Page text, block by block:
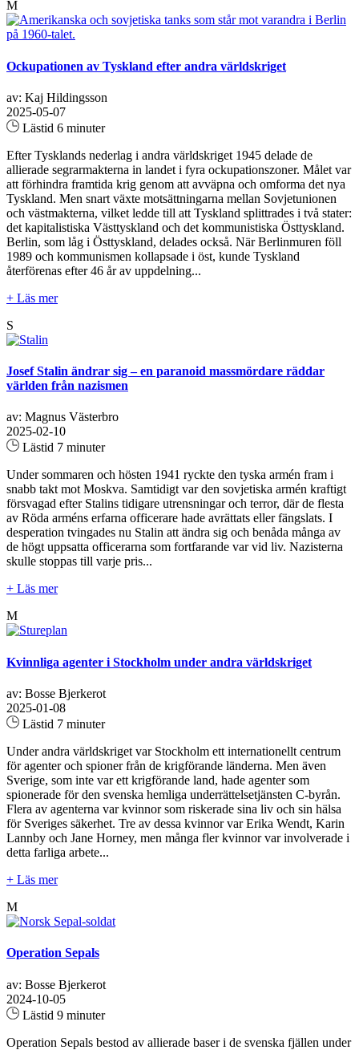
M
Ockupationen av Tyskland efter andra världskriget
av: Kaj Hildingsson
2025-05-07
Lästid 6 minuter
Efter Tysklands nederlag i andra världskriget 1945 delade de
allierade segrarmakterna in landet i fyra ockupationszoner. Målet var
att förhindra framtida krig genom att avväpna och omforma det nya
Tyskland. Men snart växte motsättningarna mellan Sovjetunionen
och västmakterna, vilket ledde till att Tyskland splittrades i två stater:
det kapitalistiska Västtyskland och det kommunistiska Östtyskland.
Berlin, som låg i Östtyskland, delades också. När Berlinmuren föll
1989 och kommunismen kollapsade i öst, kunde Tyskland
återförenas efter 46 år av uppdelning...
+ Läs mer
S
Josef Stalin ändrar sig – en paranoid massmördare räddar
världen från nazismen
av: Magnus Västerbro
2025-02-10
Lästid 7 minuter
Under sommaren och hösten 1941 ryckte den tyska armén fram i
snabb takt mot Moskva. Samtidigt var den sovjetiska armén kraftigt
försvagad efter Stalins tidigare utrensningar och terror, där de flesta
av Röda arméns erfarna officerare hade avrättats eller fängslats. I
desperation tvingades nu Stalin att ändra sig och benåda många av
de högt uppsatta officerarna som fortfarande var vid liv. Nazisterna
skulle stoppas till varje pris...
+ Läs mer
M
Kvinnliga agenter i Stockholm under andra världskriget
av: Bosse Bjerkerot
2025-01-08
Lästid 7 minuter
Under andra världskriget var Stockholm ett internationellt centrum
för agenter och spioner från de krigförande länderna. Men även
Sverige, som inte var ett krigförande land, hade agenter som
spionerade för den svenska hemliga underrättelsetjänsten C-byrån.
Flera av agenterna var kvinnor som riskerade sina liv och sin hälsa
för Sveriges säkerhet. Tre av dessa kvinnor var Erika Wendt, Karin
Lannby och Jane Horney, men många fler kvinnor var involverade i
detta farliga arbete...
+ Läs mer
M
Operation Sepals
av: Bosse Bjerkerot
2024-10-05
Lästid 9 minuter
Operation Sepals bestod av allierade baser i de svenska fjällen under